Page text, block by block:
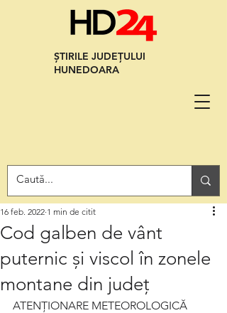
ȘTIRILE JUDEȚULUI
HUNEDOARA
Cod galben de vânt
puternic și viscol în zonele
montane din județ
16 feb. 2022 1 min de citit
ATENȚIONARE METEOROLOGICĂ